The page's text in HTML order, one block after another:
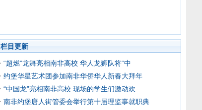
栏目更新
“超燃”龙舞亮相南非高校 华人龙狮队将“中
约堡华星艺术团参加南非华侨华人新春大拜年
“中国龙”亮相南非高校 现场的学生们激动欢
南非约堡唐人街管委会举行第十届理监事就职典